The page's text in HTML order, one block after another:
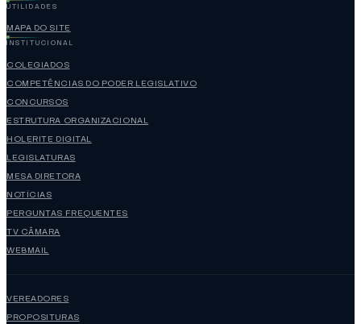
UTILIDADES
MAPA DO SITE
INSTITUCIONAL
COLEGIADOS
COMPETÊNCIAS DO PODER LEGISLATIVO
CONCURSOS
ESTRUTURA ORGANIZACIONAL
HOLERITE DIGITAL
LEGISLATURAS
MESA DIRETORA
NOTÍCIAS
PERGUNTAS FREQUENTES
TV CÂMARA
WEBMAIL
VEREADORES
PROPOSITURAS